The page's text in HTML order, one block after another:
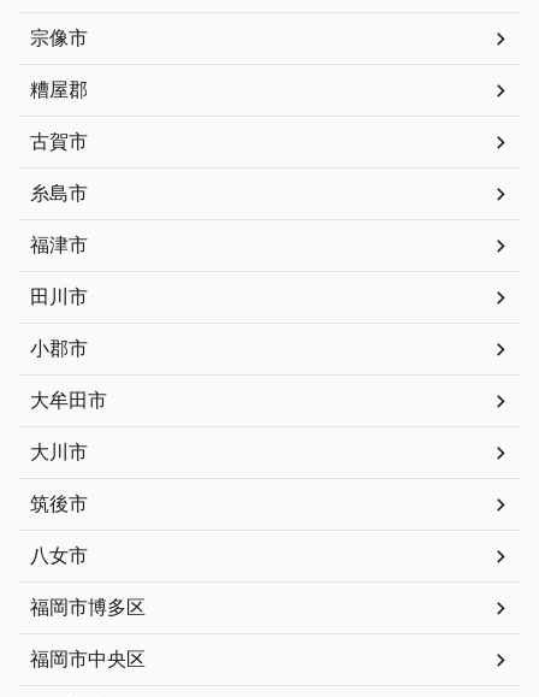
宗像市
糟屋郡
古賀市
糸島市
福津市
田川市
小郡市
大牟田市
大川市
筑後市
八女市
福岡市博多区
福岡市中央区